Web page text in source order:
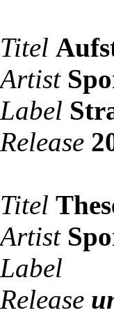
Titel
Artist
Label
Release
Titel
Artist
Label
Release